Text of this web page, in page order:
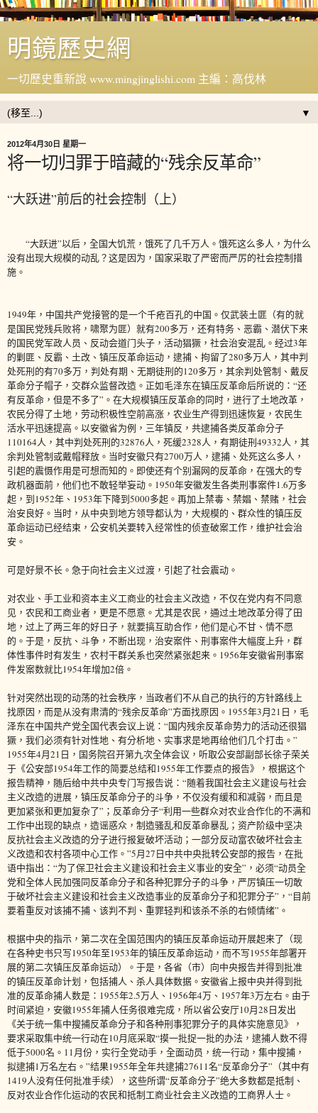
明鏡歷史網
一切歷史重新說 www.mingjinglishi.com 主編：高伐林
▼
2012年4月30日 星期一
将一切归罪于暗藏的“残余反革命”
“大跃进”前后的社会控制（上）
“大跃进”以后，全国大饥荒，饿死了几千万人。饿死这么多人，为什么
没有出现大规模的动乱？这是因为，国家采取了严密而严厉的社会控制措
施。
1949年，中国共产党接管的是一个千疮百孔的中国。仅武装土匪（有的就
是国民党残兵败将，啸聚为匪）就有200多万，还有特务、恶霸、潜伏下来
的国民党军政人员、反动会道门头子，活动猖獗，社会治安混乱。经过3年
的剿匪、反霸、土改、镇压反革命运动，逮捕、拘留了280多万人，其中判
处死刑的有70多万，判处有期、无期徒刑的120多万，其余判处管制、戴反
革命分子帽子，交群众监督改造。正如毛泽东在镇压反革命后所说的：“还
有反革命，但是不多了”。在大规模镇压反革命的同时，进行了土地改革，
农民分得了土地，劳动积极性空前高涨，农业生产得到迅速恢复，农民生
活水平迅速提高。以安徽省为例，三年镇反，共逮捕各类反革命分子
110164人，其中判处死刑的32876人，死缓2328人，有期徒刑49332人，其
余判处管制或戴帽释放。当时安徽只有2700万人，逮捕、处死这么多人，
引起的震慑作用是可想而知的。即使还有个别漏网的反革命，在强大的专
政机器面前，他们也不敢轻举妄动。1950年安徽发生各类刑事案件1.6万多
起，到1952年、1953年下降到5000多起。再加上禁毒、禁娼、禁赌，社会
治安良好。当时，从中央到地方领导都认为，大规模的、群众性的镇压反
革命运动已经结束，公安机关要转入经常性的侦查破案工作，维护社会治
安。
可是好景不长。急于向社会主义过渡，引起了社会震动。
对农业、手工业和资本主义工商业的社会主义改造，不仅在党内有不同意
见，农民和工商业者，更是不愿意。尤其是农民，通过土地改革分得了田
地，过上了两三年的好日子，就要搞互助合作，他们是心不甘、情不愿
的。于是，反抗、斗争，不断出现，治安案件、刑事案件大幅度上升，群
体性事件时有发生，农村干群关系也突然紧张起来。1956年安徽省刑事案
件发案数就比1954年增加2倍。
针对突然出现的动荡的社会秩序，当政者们不从自己的执行的方针路线上
找原因，而是从没有肃清的“残余反革命”方面找原因。1955年3月21日，毛
泽东在中国共产党全国代表会议上说：“国内残余反革命势力的活动还很猖
獗，我们必须有针对性地、有分析地、实事求是地再给他们几个打击。”
1955年4月21日，国务院召开第九次全体会议，听取公安部副部长徐子荣关
于《公安部1954年工作的简要总结和1955年工作要点的报告》，根据这个
报告精神，随后给中共中央专门写报告说：“随着我国社会主义建设与社会
主义改造的进展，镇压反革命分子的斗争，不仅没有缓和和减弱，而且是
更加紧张和更加复杂了”；反革命分子“利用一些群众对农业合作化的不满和
工作中出现的缺点，造谣惑众，制造骚乱和反革命暴乱；资产阶级中坚决
反抗社会主义改造的分子进行报复破坏活动；一部分反动富农破坏社会主
义改造和农村各项中心工作。”5月27日中共中央批转公安部的报告，在批
语中指出：“为了保卫社会主义建设和社会主义事业的安全”，必须“动员全
党和全体人民加强同反革命分子和各种犯罪分子的斗争，严厉镇压一切敢
于破坏社会主义建设和社会主义改造事业的反革命分子和犯罪分子”，“目前
要着重反对该捕不捕、该判不判、重罪轻判和该杀不杀的右倾情绪”。
根据中央的指示，第二次在全国范围内的镇压反革命运动开展起来了（现
在各种史书只写1950年至1953年的镇压反革命运动，而不写1955年部署开
展的第二次镇压反革命运动）。于是，各省（市）向中央报告并得到批准
的镇压反革命计划，包括捕人、杀人具体数据。安徽省上报中央并得到批
准的反革命捕人数是：1955年2.5万人、1956年4万、1957年3万左右。由于
时间紧迫，安徽1955年捕人任务很难完成，所以省公安厅10月28日发出
《关于统一集中搜捕反革命分子和各种刑事犯罪分子的具体实施意见》，
要求采取集中统一行动在10月底采取“摸一批捉一批的办法，逮捕人数不得
低于5000名。11月份，实行全党动手，全面动员，统一行动，集中搜捕，
拟逮捕1万名左右。”结果1955年全年共逮捕27611名“反革命分子”（其中有
1419人没有任何批准手续），这些所谓“反革命分子”绝大多数都是抵制、
反对农业合作化运动的农民和抵制工商业社会主义改造的工商界人士。